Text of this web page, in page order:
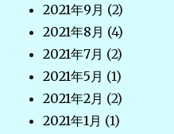
2021年9月 (2)
2021年8月 (4)
2021年7月 (2)
2021年5月 (1)
2021年2月 (2)
2021年1月 (1)